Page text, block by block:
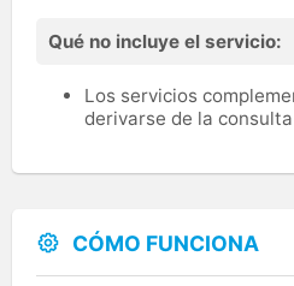
Qué no incluye el servicio:
Los servicios
derivarse de la consulta
CÓMO FUNCIONA